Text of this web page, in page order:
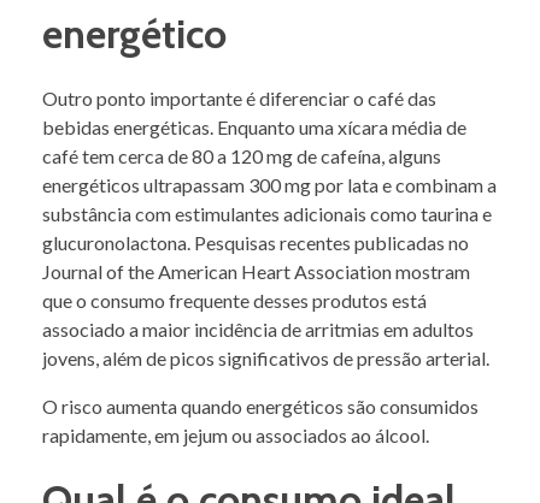
energético
Outro ponto importante é diferenciar o café das
bebidas energéticas. Enquanto uma xícara média de
café tem cerca de 80 a 120 mg de cafeína, alguns
energéticos ultrapassam 300 mg por lata e combinam a
substância com estimulantes adicionais como taurina e
glucuronolactona. Pesquisas recentes publicadas no
Journal of the American Heart Association mostram
que o consumo frequente desses produtos está
associado a maior incidência de arritmias em adultos
jovens, além de picos significativos de pressão arterial.
O risco aumenta quando energéticos são consumidos
rapidamente, em jejum ou associados ao álcool.